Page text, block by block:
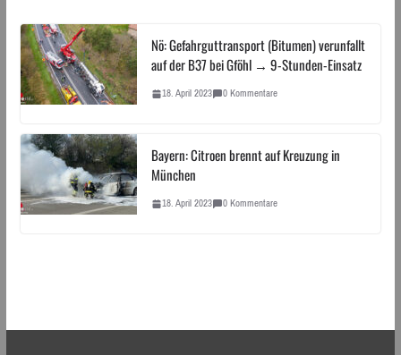
Nö: Gefahrguttransport (Bitumen) verunfallt
auf der B37 bei Gföhl → 9-Stunden-Einsatz
18. April 2023 0 Kommentare
Bayern: Citroen brennt auf Kreuzung in
München
18. April 2023 0 Kommentare